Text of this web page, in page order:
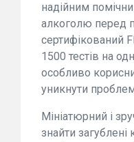
надійним
алкоголю перед
сертифікований
1500 тестів на
особливо
уникнути
Мініатюрний і
знайти